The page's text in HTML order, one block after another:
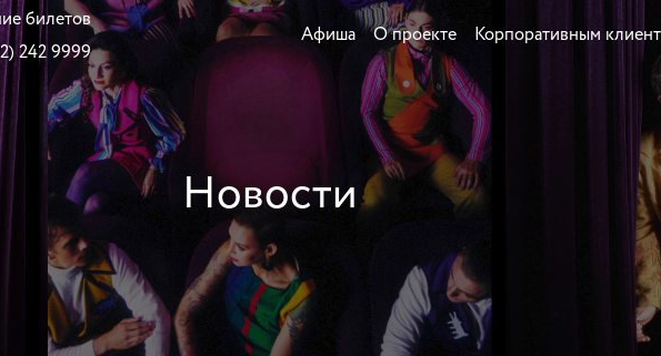
билетов
242 9999
Афиша О проекте Корпоративным
Новости